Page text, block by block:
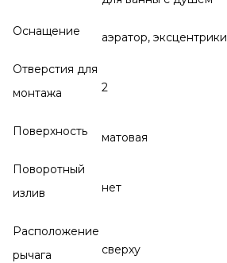
Оснащение аэратор, эксцентрики
Отверстия для
монтажа
2
Поверхность матовая
Поворотный
излив
нет
Расположение
рычага
сверху